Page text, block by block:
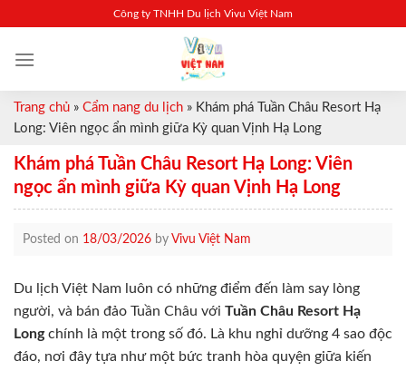
content
Công ty TNHH Du lịch Vivu Việt Nam
Trang chủ » Cẩm nang du lịch » Khám phá Tuần Châu Resort Hạ
Long: Viên ngọc ẩn mình giữa Kỳ quan Vịnh Hạ Long
Khám phá Tuần Châu Resort Hạ Long: Viên
ngọc ẩn mình giữa Kỳ quan Vịnh Hạ Long
Posted on 18/03/2026 by Vivu Việt Nam
Du lịch Việt Nam luôn có những điểm đến làm say lòng
người, và bán đảo Tuần Châu với Tuần Châu Resort Hạ
Longchính là một trong số đó. Là khu nghỉ dưỡng 4 sao độc
đáo, nơi đây tựa như một bức tranh hòa quyện giữa kiến